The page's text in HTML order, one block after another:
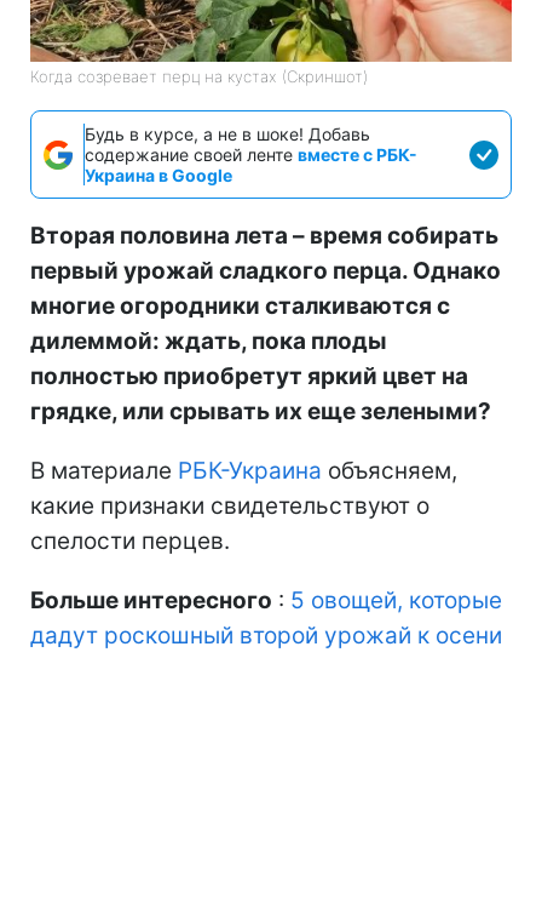
Когда созревает перц на кустах (Скриншот)
Будь в курсе, а не в шоке! Добавь
содержание своей ленте вместе с РБК-
Украина в Google
Вторая половина лета – время собирать
первый урожай сладкого перца. Однако
многие огородники сталкиваются с
дилеммой: ждать, пока плоды
полностью приобретут яркий цвет на
грядке, или срывать их еще зелеными?
В материале РБК-Украина объясняем,
какие признаки свидетельствуют о
спелости перцев.
Больше интересного : 5 овощей, которые
дадут роскошный второй урожай к осени